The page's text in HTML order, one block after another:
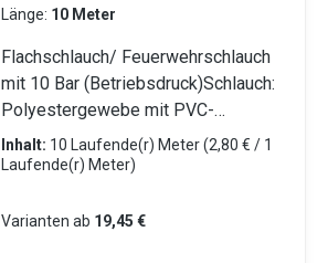
Länge: 10 Meter
Flachschlauch/ Feuerwehrschlauch
mit 10 Bar (Betriebsdruck)Schlauch:
Polyestergewebe mit PVC-
Innenschicht Beidseitig mit LM-
Storz-Kupplungen (Aluminium)
oder Schmutzwasserpumpen
Inhalt: 10 Laufende(r) Meter(2,80 € / 1
Laufende(r) Meter)
Varianten ab 19,45 €